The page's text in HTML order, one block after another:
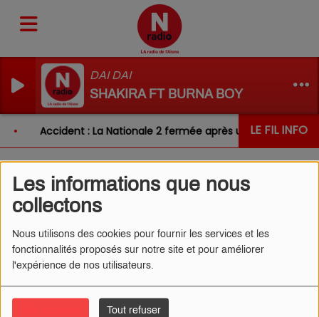
Les informations que nous
collectons
Nous utilisons des cookies pour fournir les services et les
fonctionnalités proposés sur notre site et pour améliorer
l'expérience de nos utilisateurs.
Tout refuser
DAI DAI
SHAKIRA FT BURNA BOY
LE FIL INFO
Accident : La Nationale 2 fermée après un choc entre
L'ŒIL DE CÉDRIC 15/10/2024